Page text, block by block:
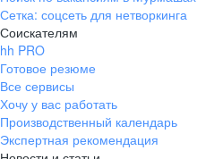
Сетка: соцсеть для нетворкинга
Соискателям
hh PRO
Готовое резюме
Все сервисы
Хочу у вас работать
Производственный календарь
Экспертная рекомендация